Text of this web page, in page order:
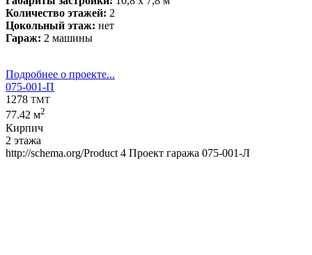
Количество этажей: 2
Цокольный этаж: нет
Гараж: 2 машины
Подробнее о проекте...
075-001-П
1278 TMT
77.42 м2
Кирпич
2 этажа
http://schema.org/Product 4 Проект гаража 075-001-Л